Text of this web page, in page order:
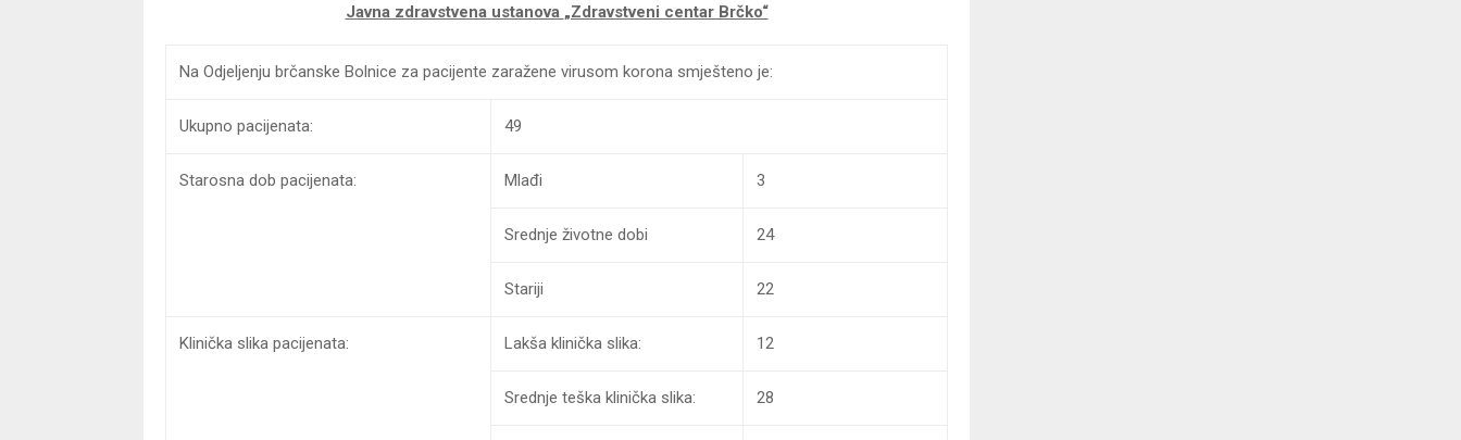
Javna zdravstvena ustanova „Zdravstveni centar Brčko“
Na Odjeljenju brčanske Bolnice za pacijente zaražene virusom korona smješteno je:
Ukupno pacijenata: 49
Starosna dob pacijenata: Mlađi 3
Srednje životne dobi 24
Stariji 22
Klinička slika pacijenata: Lakša klinička slika: 12
Srednje teška klinička slika: 28